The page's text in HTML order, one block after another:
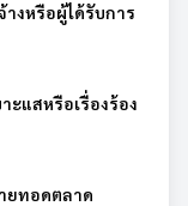
งหรือผู้ได้รับการ
ะแสหรือเรื่องร้อง
ยทอดตลาด